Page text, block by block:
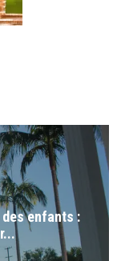
des enfants :